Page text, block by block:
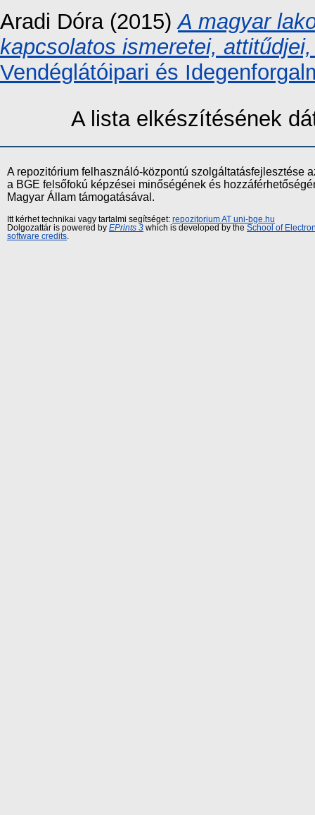
Aradi Dóra (2015)A magyar
kapcsolatos ismeretei,
Vendéglátóipari és
A lista elkészítésének
A repozitórium felhasználó-központú szolgáltatásfejlesztése
a BGE felsőfokú képzései minőségének és
Magyar Állam támogatásával.
Itt kérhet technikai vagy tartalmi segítséget: repozitorium AT uni-bge.hu
Dolgozattár is powered by EPrints 3 which is developed by the School of
software credits